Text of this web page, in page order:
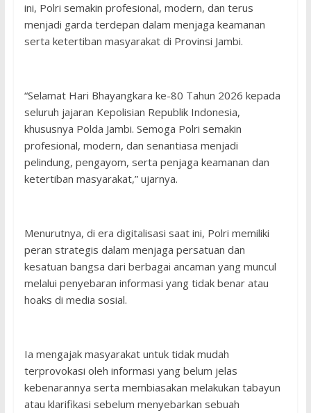
ini, Polri semakin profesional, modern, dan terus
menjadi garda terdepan dalam menjaga keamanan
serta ketertiban masyarakat di Provinsi Jambi.
“Selamat Hari Bhayangkara ke-80 Tahun 2026 kepada
seluruh jajaran Kepolisian Republik Indonesia,
khususnya Polda Jambi. Semoga Polri semakin
profesional, modern, dan senantiasa menjadi
pelindung, pengayom, serta penjaga keamanan dan
ketertiban masyarakat,” ujarnya.
Menurutnya, di era digitalisasi saat ini, Polri memiliki
peran strategis dalam menjaga persatuan dan
kesatuan bangsa dari berbagai ancaman yang muncul
melalui penyebaran informasi yang tidak benar atau
hoaks di media sosial.
Ia mengajak masyarakat untuk tidak mudah
terprovokasi oleh informasi yang belum jelas
kebenarannya serta membiasakan melakukan tabayun
atau klarifikasi sebelum menyebarkan sebuah